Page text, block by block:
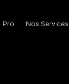
Pro Nos Services